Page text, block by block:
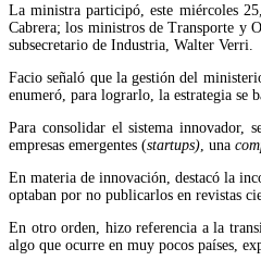
La ministra participó, este miércoles
Cabrera; los ministros de Transporte y
subsecretario de Industria, Walter Verri.
Facio señaló que la gestión del
enumeró, para lograrlo, la estrategia se
Para consolidar el sistema innovador,
empresas emergentes (startups) , una
En materia de innovación, destacó la
optaban por no publicarlos en revistas
En otro orden, hizo referencia a la
algo que ocurre en muy pocos países,